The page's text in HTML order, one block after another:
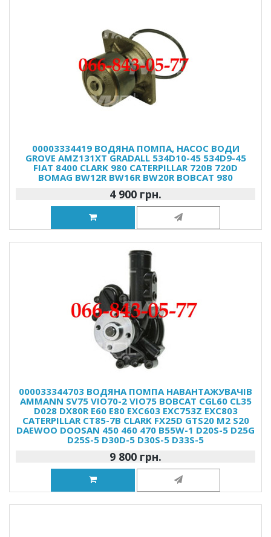
00003334419 ВОДЯНА ПОМПА, НАСОС ВОДИ
GROVE AMZ131XT GRADALL 534D10-45 534D9-45
FIAT 8400 CLARK 980 CATERPILLAR 720B 720D
BOMAG BW12R BW16R BW20R BOBCAT 980
4 900 грн.
000033344703 ВОДЯНА ПОМПА НАВАНТАЖУВАЧІВ
AMMANN SV75 VIO70-2 VIO75 BOBCAT CGL60 CL35
D028 DX80R E60 E80 EXC603 EXC753Z EXC803
CATERPILLAR CT85-7B CLARK FX25D GTS20 M2 S20
DAEWOO DOOSAN 450 460 470 B55W-1 D20S-5 D25G
D25S-5 D30D-5 D30S-5 D33S-5
9 800 грн.